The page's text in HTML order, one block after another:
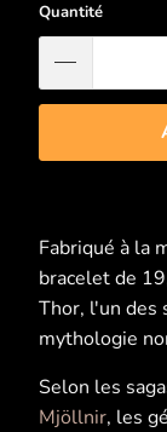
Quantité
Fabriqué à la
bracelet de
Thor, l'un des
mythologie
Selon les
Mjöllnir, les